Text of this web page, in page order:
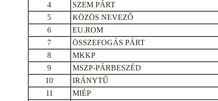
4
SZEM PÁRT
5
KÖZÖS NEVEZŐ
6
EU.ROM
7
ÖSSZEFOGÁS PÁRT
8
MKKP
9
MSZP-PÁRBESZÉD
10
IRÁNYTŰ
11
MIÉP